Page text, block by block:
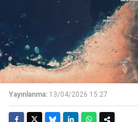
Yayınlanma: 13/04/2026 15:27